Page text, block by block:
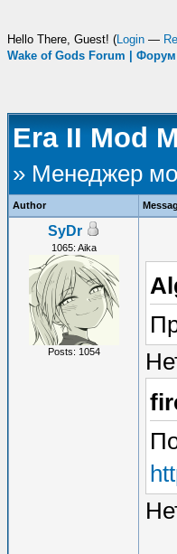
Hello There, Guest! (Login —
Wake of Gods Forum |
Era II Mod
» Менеджер
Author
SyDr
1065: Aika
Posts: 1054